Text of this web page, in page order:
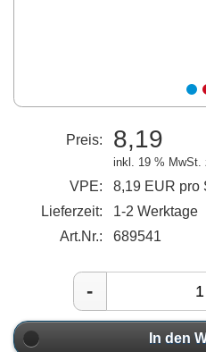
Preis: 8,19
inkl. 19 % MwSt.
VPE:
8,19 EUR pro
Lieferzeit:
1-2 Werktage
Art.Nr.:
689541
-
In den